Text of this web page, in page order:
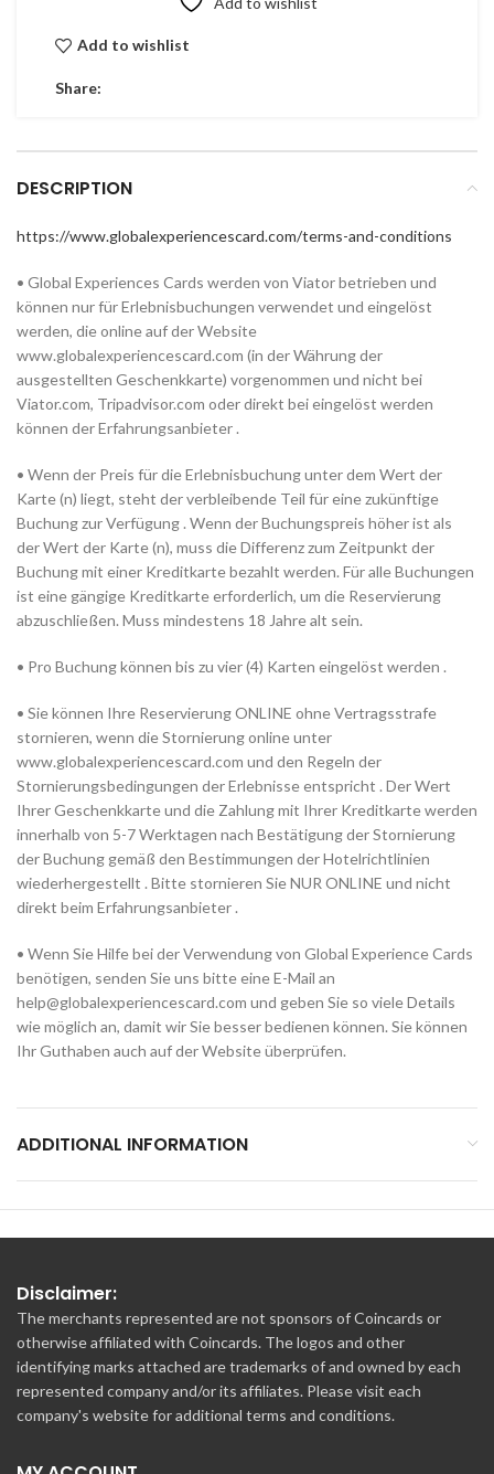
Add to wishlist
Share:
DESCRIPTION
https://www.globalexperiencescard.com/terms-and-conditions
• Global Experiences Cards werden von Viator betrieben und
können nur für Erlebnisbuchungen verwendet und eingelöst
werden, die online auf der Website
www.globalexperiencescard.com (in der Währung der
ausgestellten Geschenkkarte) vorgenommen und nicht bei
Viator.com, Tripadvisor.com oder direkt bei eingelöst werden
können der Erfahrungsanbieter .
• Wenn der Preis für die Erlebnisbuchung unter dem Wert der
Karte (n) liegt, steht der verbleibende Teil für eine zukünftige
Buchung zur Verfügung . Wenn der Buchungspreis höher ist als
der Wert der Karte (n), muss die Differenz zum Zeitpunkt der
Buchung mit einer Kreditkarte bezahlt werden. Für alle Buchungen
ist eine gängige Kreditkarte erforderlich, um die Reservierung
abzuschließen. Muss mindestens 18 Jahre alt sein.
• Pro Buchung können bis zu vier (4) Karten eingelöst werden .
• Sie können Ihre Reservierung ONLINE ohne Vertragsstrafe
stornieren, wenn die Stornierung online unter
www.globalexperiencescard.com und den Regeln der
Stornierungsbedingungen der Erlebnisse entspricht . Der Wert
Ihrer Geschenkkarte und die Zahlung mit Ihrer Kreditkarte werden
innerhalb von 5-7 Werktagen nach Bestätigung der Stornierung
der Buchung gemäß den Bestimmungen der Hotelrichtlinien
wiederhergestellt . Bitte stornieren Sie NUR ONLINE und nicht
direkt beim Erfahrungsanbieter .
• Wenn Sie Hilfe bei der Verwendung von Global Experience Cards
benötigen, senden Sie uns bitte eine E-Mail an
help@globalexperiencescard.com und geben Sie so viele Details
wie möglich an, damit wir Sie besser bedienen können. Sie können
Ihr Guthaben auch auf der Website überprüfen.
ADDITIONAL INFORMATION
Disclaimer:
The merchants represented are not sponsors of Coincards or
otherwise affiliated with Coincards. The logos and other
identifying marks attached are trademarks of and owned by each
represented company and/or its affiliates. Please visit each
company's website for additional terms and conditions.